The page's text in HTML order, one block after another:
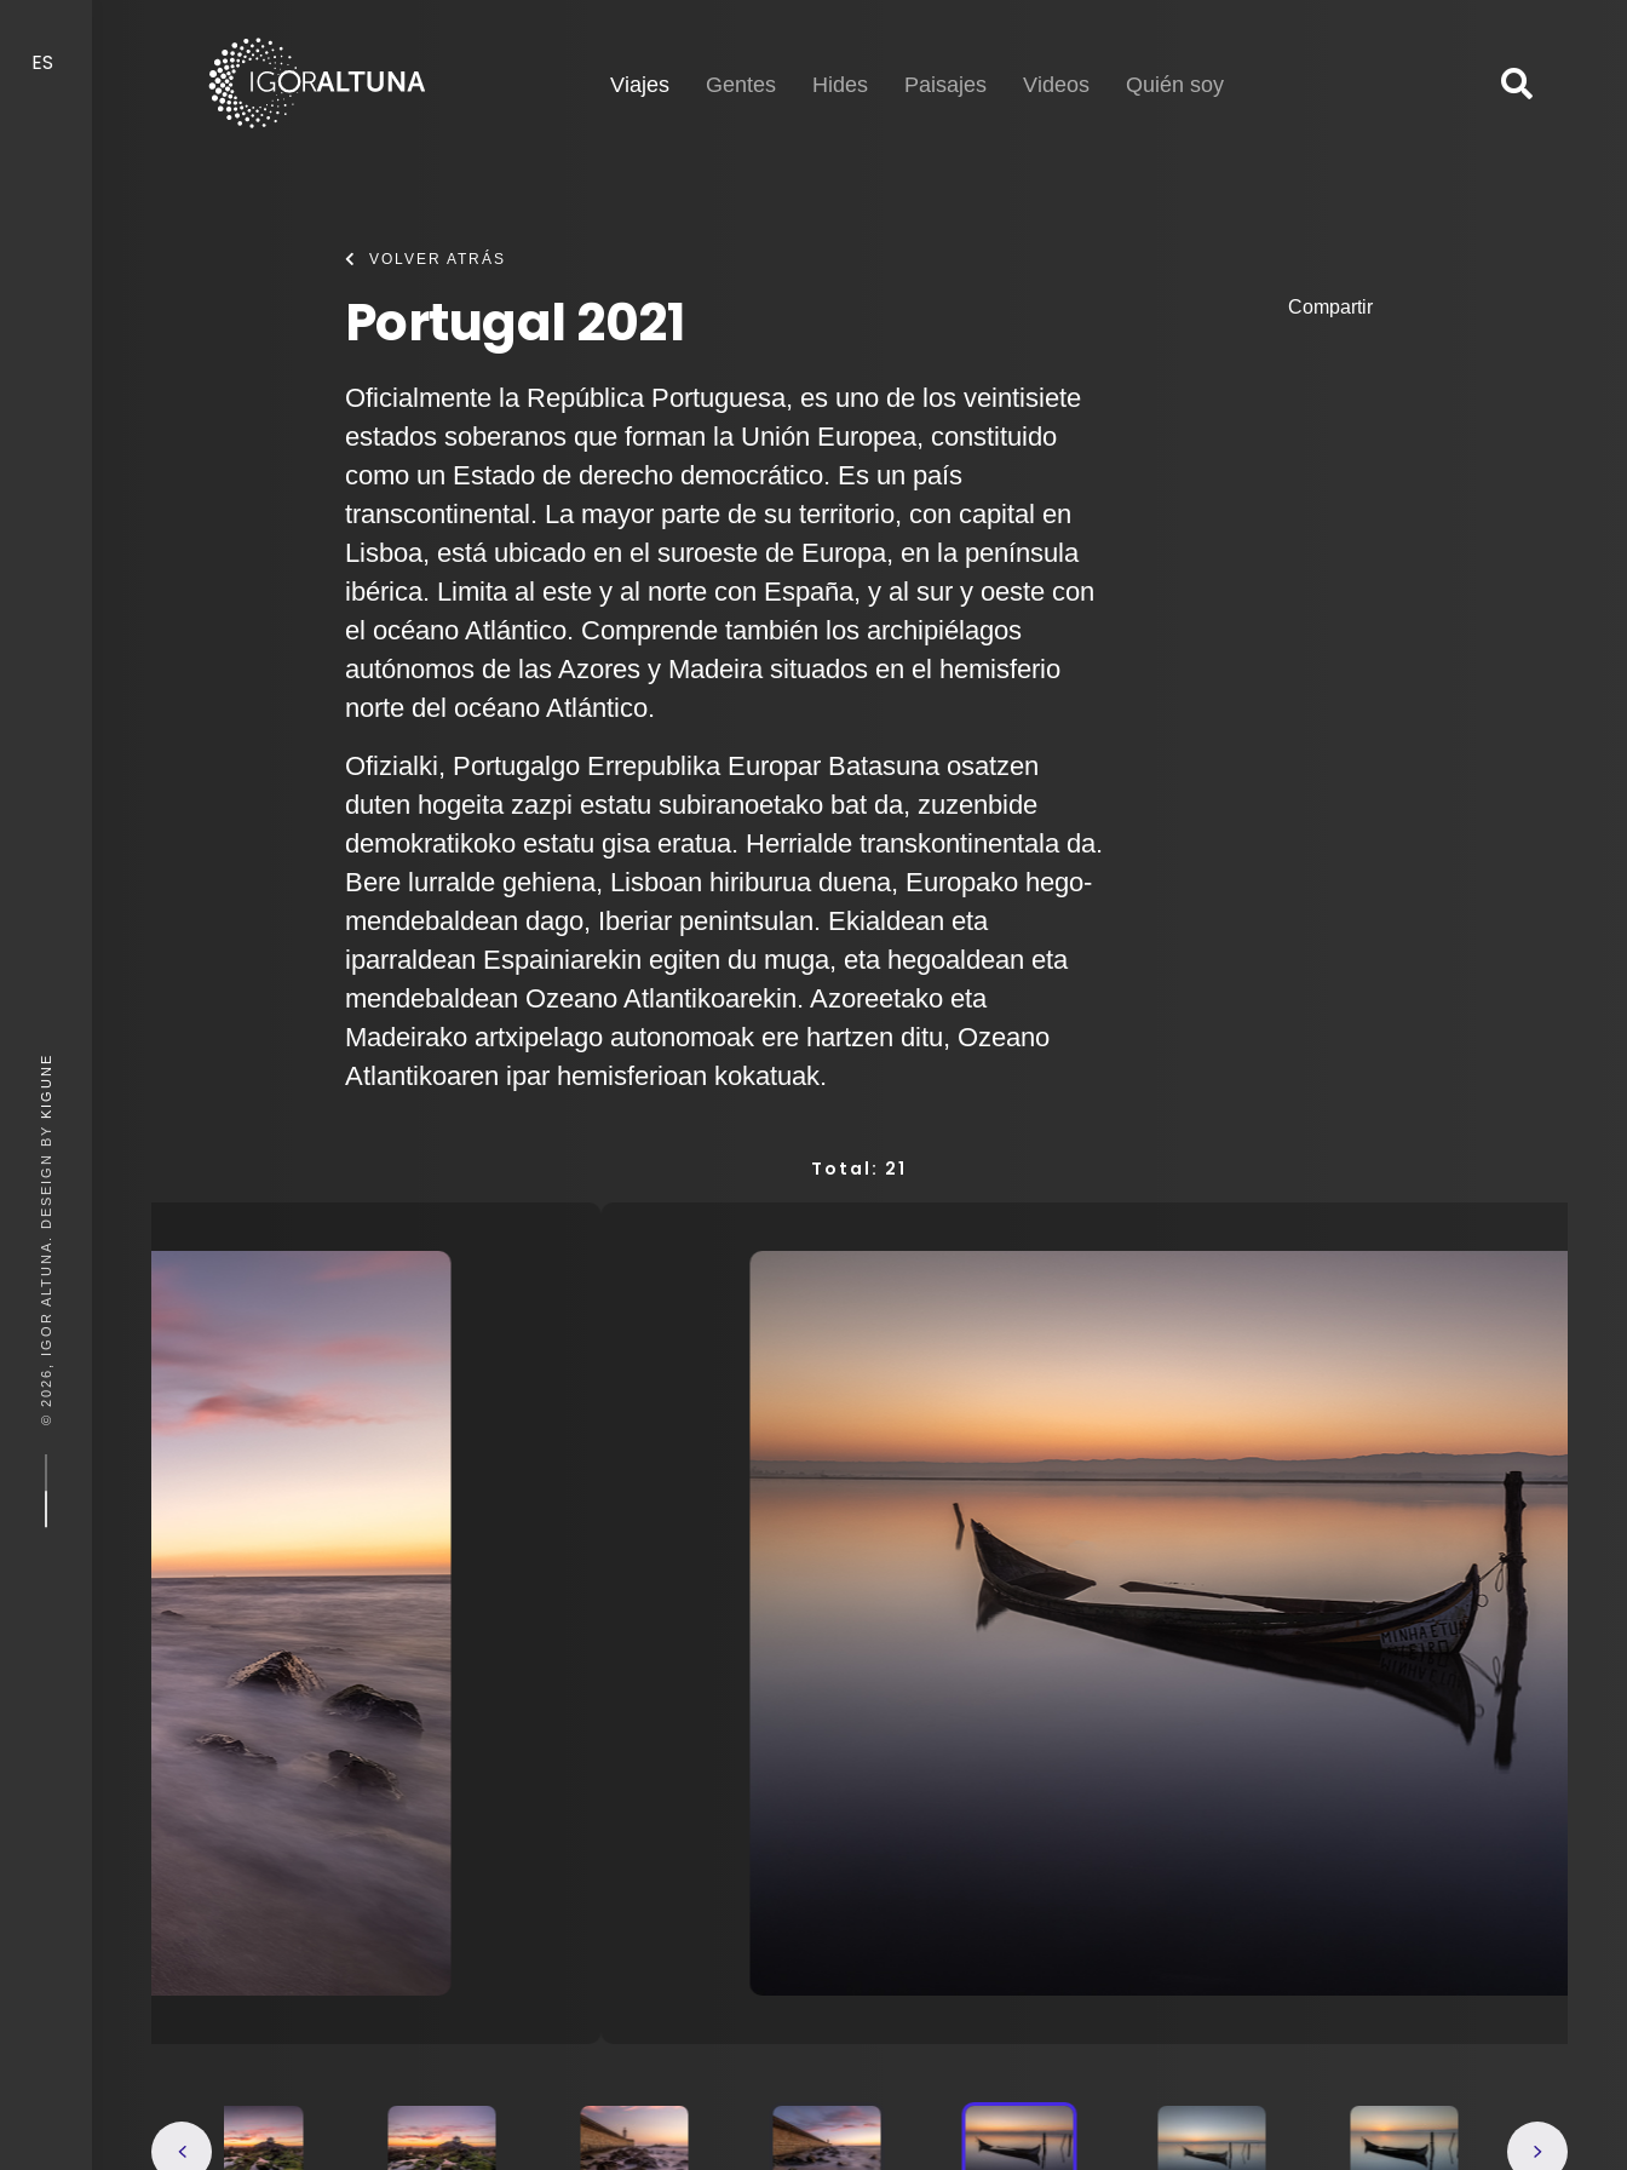
ES
© 2026, IGOR ALTUNA. DESEIGN BY
KIGUNE
Inicio
Viajes(current)
Gentes Hides Paisajes Videos Quién soy
VOLVER ATRÁS
Portugal 2021
Oficialmente la República Portuguesa, es uno de los veintisiete
estados soberanos que forman la Unión Europea, constituido
como un Estado de derecho democrático. Es un país
transcontinental. La mayor parte de su territorio, con capital en
Lisboa, está ubicado en el suroeste de Europa, en la península
ibérica. Limita al este y al norte con España, y al sur y oeste con
el océano Atlántico. Comprende también los archipiélagos
autónomos de las Azores y Madeira situados en el hemisferio
norte del océano Atlántico.
Ofizialki, Portugalgo Errepublika Europar Batasuna osatzen
duten hogeita zazpi estatu subiranoetako bat da, zuzenbide
demokratikoko estatu gisa eratua. Herrialde transkontinentala da.
Bere lurralde gehiena, Lisboan hiriburua duena, Europako hego-
mendebaldean dago, Iberiar penintsulan. Ekialdean eta
iparraldean Espainiarekin egiten du muga, eta hegoaldean eta
mendebaldean Ozeano Atlantikoarekin. Azoreetako eta
Madeirako artxipelago autonomoak ere hartzen ditu, Ozeano
Atlantikoaren ipar hemisferioan kokatuak.
Compartir
Total: 21